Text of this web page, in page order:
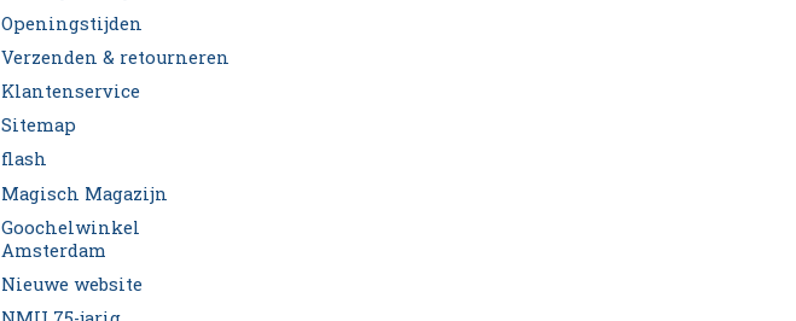
Openingstijden
Verzenden & retourneren
Klantenservice
Sitemap
flash
Magisch Magazijn
Goochelwinkel
Amsterdam
Nieuwe website